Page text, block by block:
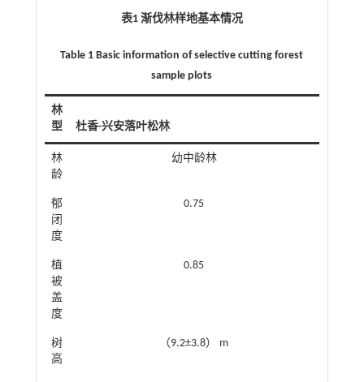
表1 渐伐林样地基本情况
Table 1 Basic information of selective cutting forest
sample plots
林
型
杜香-兴安落叶松林
林
龄
幼中龄林
郁
闭
度
0.75
植
被
盖
度
0.85
树
高
（9.2±3.8） m